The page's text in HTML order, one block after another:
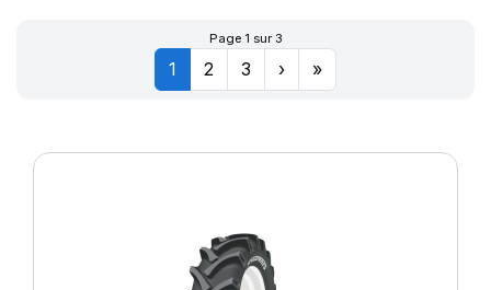
Page 1 sur 3
1 2 3 › »